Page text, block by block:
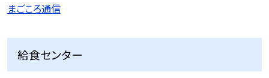
まごころ通信
給食センター